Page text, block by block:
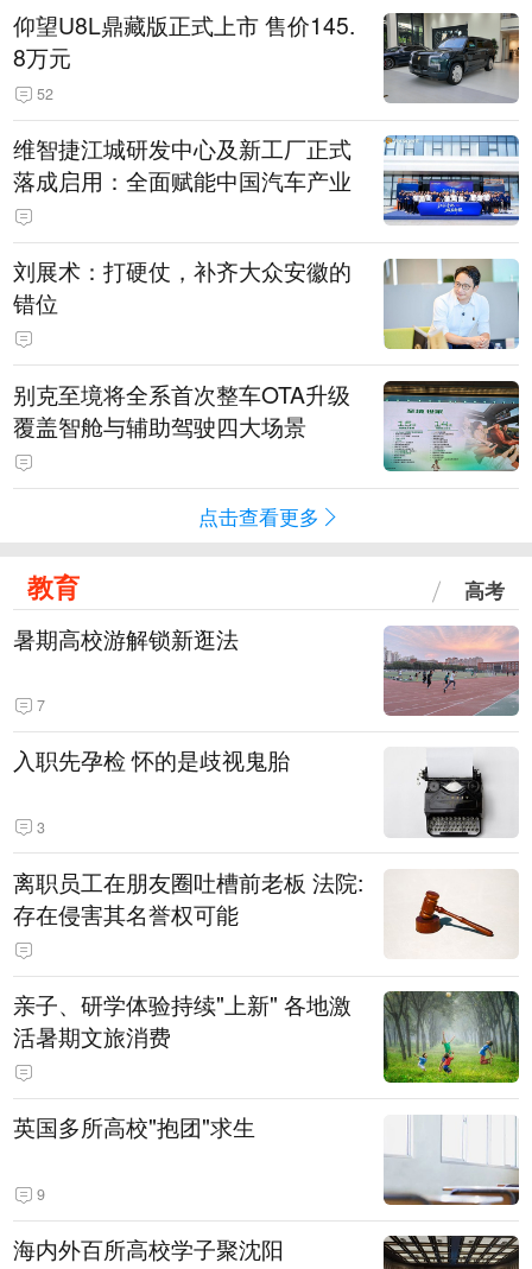
仰望U8L鼎藏版正式上市 售价145.
8万元
52
维智捷江城研发中心及新工厂正式
落成启用：全面赋能中国汽车产业
刘展术：打硬仗，补齐大众安徽的
错位
别克至境将全系首次整车OTA升级
覆盖智舱与辅助驾驶四大场景
点击查看更多
教育 高考
暑期高校游解锁新逛法
7
入职先孕检 怀的是歧视鬼胎
3
离职员工在朋友圈吐槽前老板 法院:
存在侵害其名誉权可能
亲子、研学体验持续"上新" 各地激
活暑期文旅消费
英国多所高校"抱团"求生
9
海内外百所高校学子聚沈阳